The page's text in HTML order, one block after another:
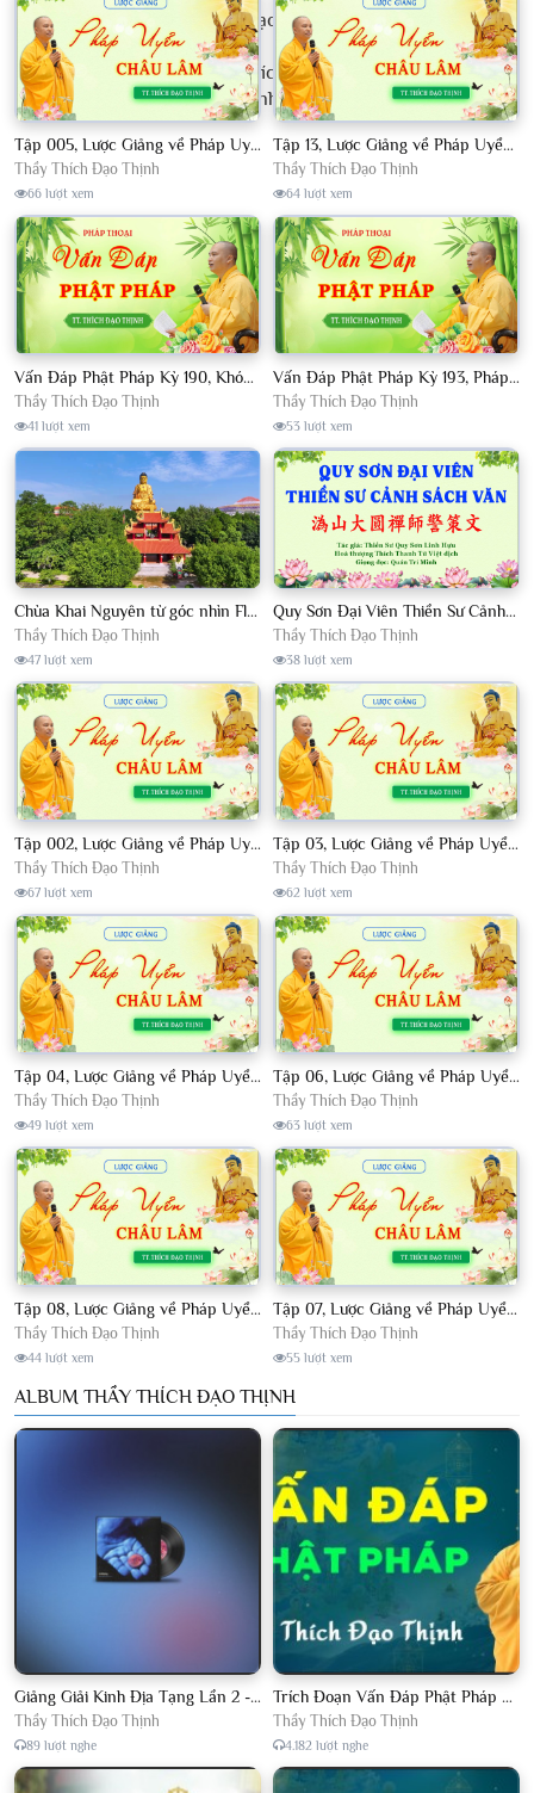
Tập 005, Lược Giảng về Pháp Uyển Châu Lâm, Chủ giảng TT Thích Đạo Thịnh
Thầy Thích Đạo Thịnh
66 lượt xem
Tập 13, Lược Giảng về Pháp Uyển Châu Lâm, Chủ giảng TT Thích Đạo Thịnh
Thầy Thích Đạo Thịnh
64 lượt xem
Vấn Đáp Phật Pháp Kỳ 190, Khóa Tu Sinh Viên Con Kể Bụt Nghe Tháng 05, 2023 TT. Thích Đạo Thịnh - CKN
Thầy Thích Đạo Thịnh
41 lượt xem
Vấn Đáp Phật Pháp Kỳ 193, Pháp Hội TPTTHN Tháng 04/2023 TT. Thích Đạo Thịnh - CKN
Thầy Thích Đạo Thịnh
53 lượt xem
Chùa Khai Nguyên từ góc nhìn Flycam
Thầy Thích Đạo Thịnh
47 lượt xem
Quy Sơn Đại Viên Thiền Sư Cảnh Sách Văn - HT Thích Thanh Từ Việt dịch
Thầy Thích Đạo Thịnh
38 lượt xem
Tập 002, Lược Giảng về Pháp Uyển Châu Lâm, Chủ giảng TT. Thích Đạo Thịnh
Thầy Thích Đạo Thịnh
67 lượt xem
Tập 03, Lược Giảng về Pháp Uyển Châu Lâm, Chủ giảng TT Thích Đạo Thịnh
Thầy Thích Đạo Thịnh
62 lượt xem
Tập 04, Lược Giảng về Pháp Uyển Châu Lâm, Chủ giảng TT. Thích Đạo Thịnh
Thầy Thích Đạo Thịnh
49 lượt xem
Tập 06, Lược Giảng về Pháp Uyển Châu Lâm, Chủ giảng TT. Thích Đạo Thịnh
Thầy Thích Đạo Thịnh
63 lượt xem
Tập 08, Lược Giảng về Pháp Uyển Châu Lâm, Chủ giảng TT. Thích Đạo Thịnh.
Thầy Thích Đạo Thịnh
44 lượt xem
Tập 07, Lược Giảng về Pháp Uyển Châu Lâm, Chủ giảng TT Thích Đạo Thịnh
Thầy Thích Đạo Thịnh
55 lượt xem
ALBUM THẦY THÍCH ĐẠO THỊNH
Giảng Giải Kinh Địa Tạng Lần 2 - Thầy Thích Đạo Thịnh - Diệu Pháp Khai Tâm
Thầy Thích Đạo Thịnh
89 lượt nghe
Trích Đoạn Vấn Đáp Phật Pháp 2022
Thầy Thích Đạo Thịnh
4.182 lượt nghe